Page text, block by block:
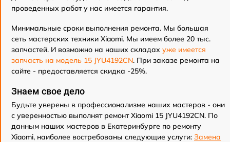
проведенных работ у нас имеется гарантия.
Минимальные сроки выполнения ремонта. Мы большая
сеть мастерских техники Xiaomi. Мы имеем более 20 тыс.
запчастей. И возможно на наших складах уже имеется
запчасть на модель 15 JYU4192CN. При заказе ремонта на
сайте - предоставляется скидка -25%.
Знаем свое дело
Будьте уверены в профессионализме наших мастеров - они
с уверенностью выполнят ремонт Xiaomi 15 JYU4192CN. По
данным наших мастеров в Екатеринбурге по ремонту
Xiaomi, наиболее востребованы следующие услуги: Замена